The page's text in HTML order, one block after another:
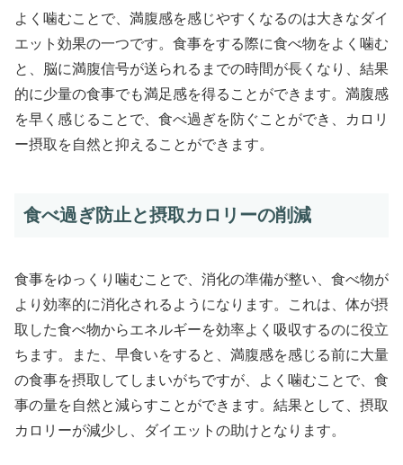
よく噛むことで、満腹感を感じやすくなるのは大きなダイ
エット効果の一つです。食事をする際に食べ物をよく噛む
と、脳に満腹信号が送られるまでの時間が長くなり、結果
的に少量の食事でも満足感を得ることができます。満腹感
を早く感じることで、食べ過ぎを防ぐことができ、カロリ
ー摂取を自然と抑えることができます。
食べ過ぎ防止と摂取カロリーの削減
食事をゆっくり噛むことで、消化の準備が整い、食べ物が
より効率的に消化されるようになります。これは、体が摂
取した食べ物からエネルギーを効率よく吸収するのに役立
ちます。また、早食いをすると、満腹感を感じる前に大量
の食事を摂取してしまいがちですが、よく噛むことで、食
事の量を自然と減らすことができます。結果として、摂取
カロリーが減少し、ダイエットの助けとなります。